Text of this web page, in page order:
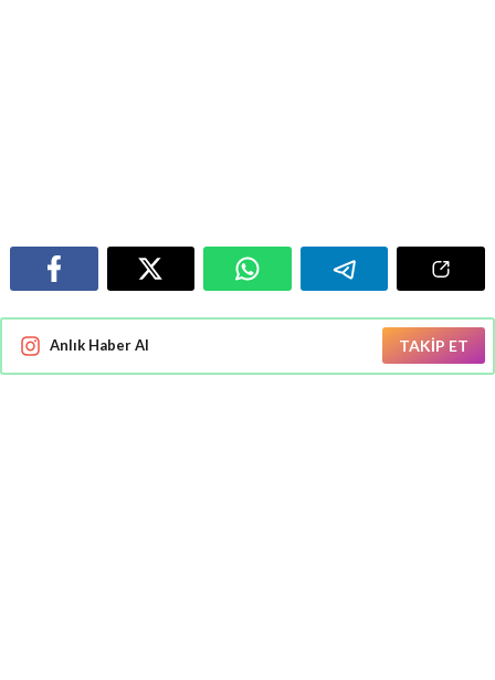
Anlık Haber Al TAKİP ET